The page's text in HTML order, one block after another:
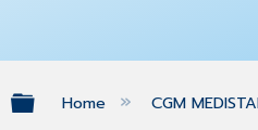
Expand/collapse
Home CGM